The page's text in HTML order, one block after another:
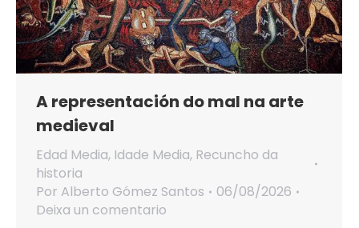
A representación do mal na arte
medieval
Edad Media, Idade Media, Recuncho da
historia
Por Alberto Gómez Santos
06/08/2026
Deixa un comentario